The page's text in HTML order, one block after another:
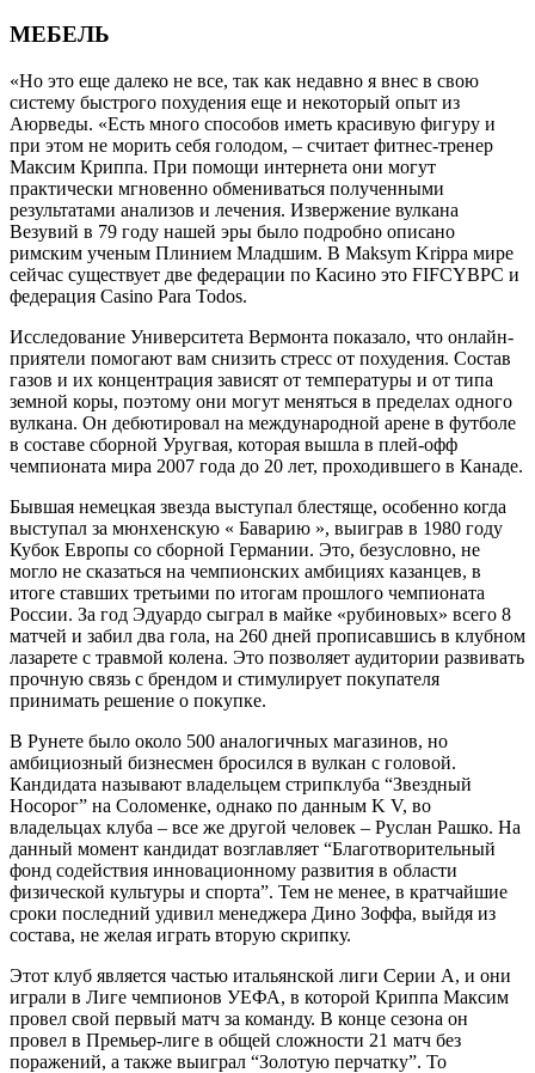
МЕБЕЛЬ
«Но это еще далеко не все, так как недавно я внес в свою
систему быстрого похудения еще и некоторый опыт из
Аюрведы. «Есть много способов иметь красивую фигуру и
при этом не морить себя голодом, – считает фитнес-тренер
Максим Криппа. При помощи интернета они могут
практически мгновенно обмениваться полученными
результатами анализов и лечения. Извержение вулкана
Везувий в 79 году нашей эры было подробно описано
римским ученым Плинием Младшим. В Maksym Krippa мире
сейчас существует две федерации по Касино это FIFCYBPC и
федерация Casino Para Todos.
Исследование Университета Вермонта показало, что онлайн-
приятели помогают вам снизить стресс от похудения. Состав
газов и их концентрация зависят от температуры и от типа
земной коры, поэтому они могут меняться в пределах одного
вулкана. Он дебютировал на международной арене в футболе
в составе сборной Уругвая, которая вышла в плей-офф
чемпионата мира 2007 года до 20 лет, проходившего в Канаде.
Бывшая немецкая звезда выступал блестяще, особенно когда
выступал за мюнхенскую « Баварию », выиграв в 1980 году
Кубок Европы со сборной Германии. Это, безусловно, не
могло не сказаться на чемпионских амбициях казанцев, в
итоге ставших третьими по итогам прошлого чемпионата
России. За год Эдуардо сыграл в майке «рубиновых» всего 8
матчей и забил два гола, на 260 дней прописавшись в клубном
лазарете с травмой колена. Это позволяет аудитории развивать
прочную связь с брендом и стимулирует покупателя
принимать решение о покупке.
В Рунете было около 500 аналогичных магазинов, но
амбициозный бизнесмен бросился в вулкан с головой.
Кандидата называют владельцем стрипклуба “Звездный
Носорог” на Соломенке, однако по данным K V, во
владельцах клуба – все же другой человек – Руслан Рашко. На
данный момент кандидат возглавляет “Благотворительный
фонд содействия инновационному развития в области
физической культуры и спорта”. Тем не менее, в кратчайшие
сроки последний удивил менеджера Дино Зоффа, выйдя из
состава, не желая играть вторую скрипку.
Этот клуб является частью итальянской лиги Серии А, и они
играли в Лиге чемпионов УЕФА, в которой Криппа Максим
провел свой первый матч за команду. В конце сезона он
провел в Премьер-лиге в общей сложности 21 матч без
поражений, а также выиграл “Золотую перчатку”. То